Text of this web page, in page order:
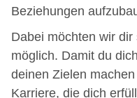
Beziehungen
Dabei möchten wir
möglich. Damit du
deinen Zielen
Karriere, die dich